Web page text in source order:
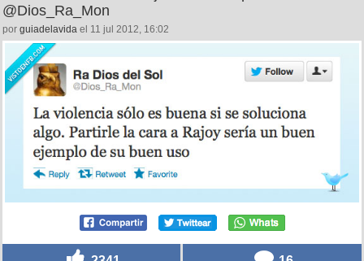
@Dios_Ra_Mon
por guiadelavida el 11 jul 2012, 16:02